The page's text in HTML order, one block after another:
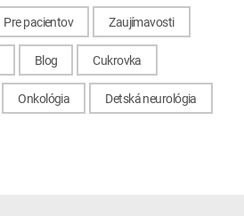
Pre pacientov Zaujímavosti
Blog Cukrovka
Onkológia Detská neurológia